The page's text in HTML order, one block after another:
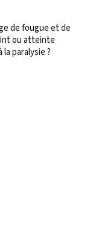
de fougue et de
ou atteinte
paralysie ?